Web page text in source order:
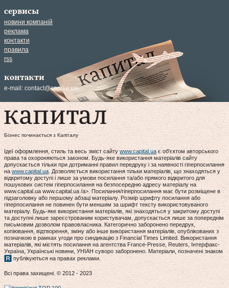
сервисы
новини компаній
реклама
контакти
правила
rss
контакти
e-mail: contact@capital.ua
Бізнес починається з Капіталу
Ідеї оформлення, стиль та весь зміст сайту www.capital.ua є об'єктом авторського
права та охороняються законом. Будь-яке використання матеріалів сайту
допускається тільки при дотриманні правил передруку і за наявності гіперпосилання
наwww.capital.ua. Дозволяється використання тільки матеріалів, що знаходяться у
відкритому доступі і лише за умови посилання та/або прямого відкритого для
пошукових систем гіперпосилання на безпосередню адресу матеріалу на
www.capital.ua www.capital.ua /a>. Посилання/гіперпосилання має бути розміщене в
підзаголовку або першому абзаці матеріалу. Розмір шрифту посилання або
гіперпосилання не повинен бути меншим за шрифт тексту використовуваного
матеріалу. Будь-яке використання матеріалів, які знаходяться у закритому доступі
та доступні лише зареєстрованим користувачам, допускається лише за попереднім
письмовим дозволом правовласника. Категорично заборонено передрук,
копіювання, відтворення, зміну або інше використання матеріалів, опублікованих з
позначкою в рамках угоди про синдикацію з Financial Times Limited. Використання
матеріалів, які містять посилання на агентства France-Presse, Reuters, Інтерфакс-
Україна, Українські новини, УНІАН суворо заборонено. Матеріали, позначені знаком
публікуються на правах реклами.
Всі права захищені. © 2012 - 2023